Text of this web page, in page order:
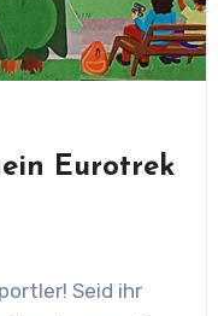
Eurotrek
Seid ihr